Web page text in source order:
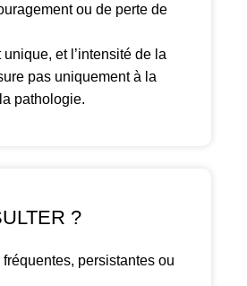
ou de perte de
et l’intensité de la
pas uniquement à la
pathologie.
?
persistantes ou